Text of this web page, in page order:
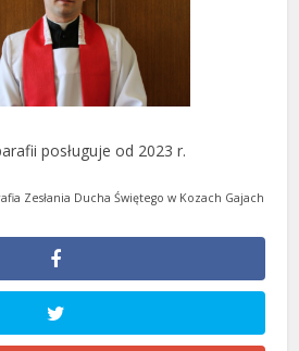
posługuje od 2023 r.
Zesłania Ducha Świętego w Kozach Gajach